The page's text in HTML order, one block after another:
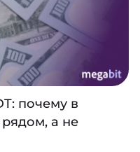
почему в
а не